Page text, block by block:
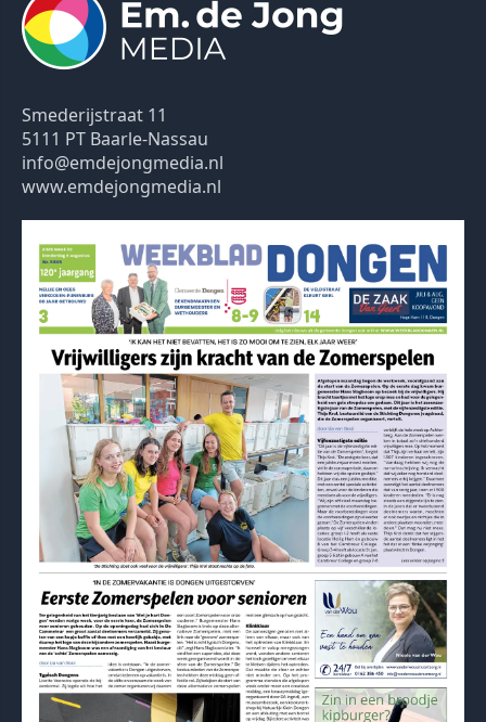
Smederijstraat 11
5111 PT Baarle-Nassau
info@emdejongmedia.nl
www.emdejongmedia.nl